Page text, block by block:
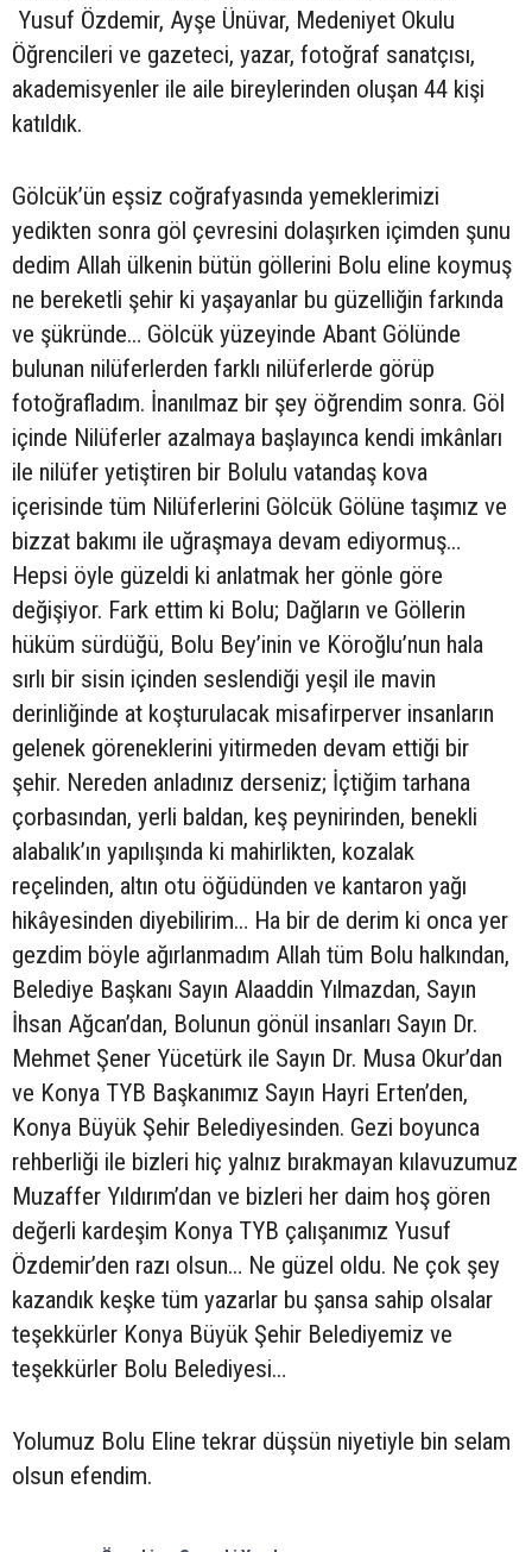
Yusuf Özdemir, Ayşe Ünüvar, Medeniyet Okulu
Öğrencileri ve gazeteci, yazar, fotoğraf sanatçısı,
akademisyenler ile aile bireylerinden oluşan 44 kişi
katıldık.
Gölcük’ün eşsiz coğrafyasında yemeklerimizi
yedikten sonra göl çevresini dolaşırken içimden şunu
dedim Allah ülkenin bütün göllerini Bolu eline koymuş
ne bereketli şehir ki yaşayanlar bu güzelliğin farkında
ve şükründe… Gölcük yüzeyinde Abant Gölünde
bulunan nilüferlerden farklı nilüferlerde görüp
fotoğrafladım. İnanılmaz bir şey öğrendim sonra. Göl
içinde Nilüferler azalmaya başlayınca kendi imkânları
ile nilüfer yetiştiren bir Bolulu vatandaş kova
içerisinde tüm Nilüferlerini Gölcük Gölüne taşımız ve
bizzat bakımı ile uğraşmaya devam ediyormuş…
Hepsi öyle güzeldi ki anlatmak her gönle göre
değişiyor. Fark ettim ki Bolu; Dağların ve Göllerin
hüküm sürdüğü, Bolu Bey’inin ve Köroğlu’nun hala
sırlı bir sisin içinden seslendiği yeşil ile mavin
derinliğinde at koşturulacak misafirperver insanların
gelenek göreneklerini yitirmeden devam ettiği bir
şehir. Nereden anladınız derseniz; İçtiğim tarhana
çorbasından, yerli baldan, keş peynirinden, benekli
alabalık’ın yapılışında ki mahirlikten, kozalak
reçelinden, altın otu öğüdünden ve kantaron yağı
hikâyesinden diyebilirim… Ha bir de derim ki onca yer
gezdim böyle ağırlanmadım Allah tüm Bolu halkından,
Belediye Başkanı Sayın Alaaddin Yılmazdan, Sayın
İhsan Ağcan’dan, Bolunun gönül insanları Sayın Dr.
Mehmet Şener Yücetürk ile Sayın Dr. Musa Okur’dan
ve Konya TYB Başkanımız Sayın Hayri Erten’den,
Konya Büyük Şehir Belediyesinden. Gezi boyunca
rehberliği ile bizleri hiç yalnız bırakmayan kılavuzumuz
Muzaffer Yıldırım’dan ve bizleri her daim hoş gören
değerli kardeşim Konya TYB çalışanımız Yusuf
Özdemir’den razı olsun… Ne güzel oldu. Ne çok şey
kazandık keşke tüm yazarlar bu şansa sahip olsalar
teşekkürler Konya Büyük Şehir Belediyemiz ve
teşekkürler Bolu Belediyesi…
Yolumuz Bolu Eline tekrar düşsün niyetiyle bin selam
olsun efendim.